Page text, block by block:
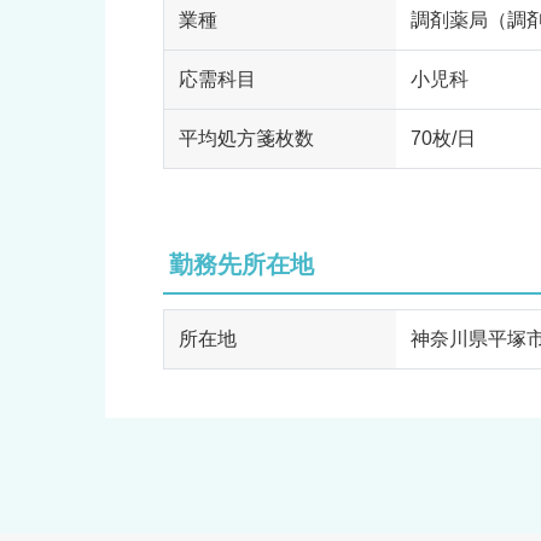
業種 調剤薬局（調
応需科目 小児科
平均処方箋枚数 70枚/日
勤務先所在地
所在地 神奈川県平塚